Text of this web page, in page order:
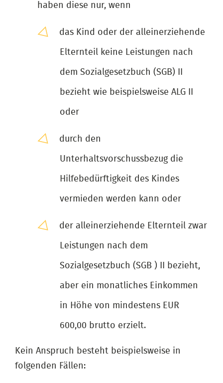
haben diese nur, wenn
das Kind oder der alleinerziehende
Elternteil keine Leistungen nach
dem Sozialgesetzbuch (SGB) II
bezieht wie beispielsweise ALG II
oder
durch den
Unterhaltsvorschussbezug die
Hilfebedürftigkeit des Kindes
vermieden werden kann oder
der alleinerziehende Elternteil zwar
Leistungen nach dem
Sozialgesetzbuch (SGB ) II bezieht,
aber ein monatliches Einkommen
in Höhe von mindestens EUR
600,00 brutto erzielt.
Kein Anspruch besteht beispielsweise in
folgenden Fällen: